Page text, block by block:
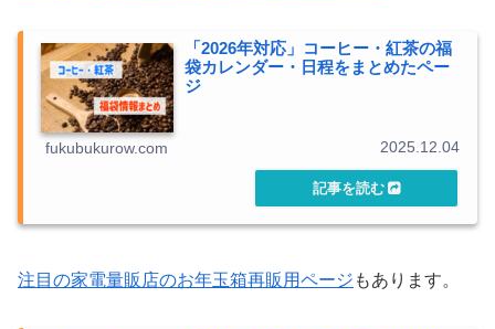
「2026年対応」コーヒー・紅茶の福
袋カレンダー・日程をまとめたペー
ジ
fukubukurow.com 2025.12.04
注目の家電量販店のお年玉箱再販用ページ もあります。